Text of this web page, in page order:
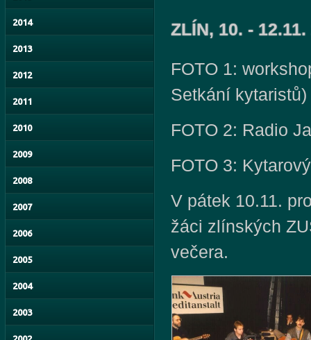
ZLÍN, 10. -
FOTO 1:
Setkání kytaristů)
FOTO 2: Radio
FOTO 3:
V pátek 10.11.
žáci zlínských
večera.
2014
2013
2012
2011
2010
2009
2008
2007
2006
2005
2004
2003